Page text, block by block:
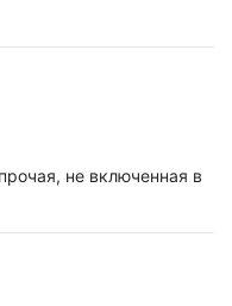
не включенная в